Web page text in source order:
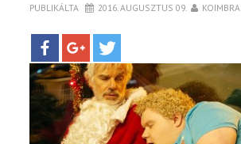
PÓLÓ RENDELÉS
PUBLIKÁLTA 2016. AUGUSZTUS 09. KOIMBRA